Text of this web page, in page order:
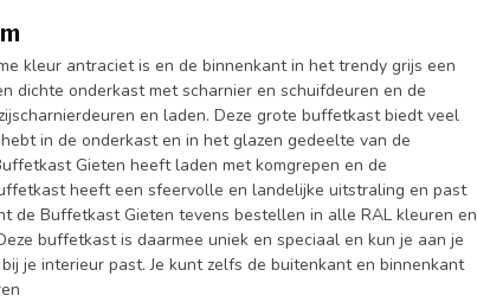
kleur antraciet is en de binnenkant in het trendy grijs een
dichte onderkast met scharnier en schuifdeuren en de
en laden. Deze grote buffetkast biedt veel
in de onderkast en in het glazen gedeelte van de
Gieten heeft laden met komgrepen en de
heeft een sfeervolle en landelijke uitstraling en past
de Buffetkast Gieten tevens bestellen in alle RAL kleuren en
buffetkast is daarmee uniek en speciaal en kun je aan je
je interieur past. Je kunt zelfs de buitenkant en binnenkant